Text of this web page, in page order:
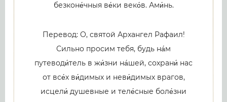
безконе́чныя ве́ки веко́в. Ами́нь.
Перевод: О, святой Архангел Рафаил!
Сильно просим тебя, будь на́м
путеводи́тель в жи́зни на́шей, сохрани́ нас
от все́х ви́димых и неви́димых врагов,
исцели́ душевные и теле́сные боле́зни